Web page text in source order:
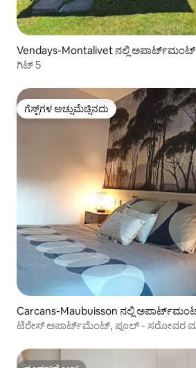
Vendays-Montalivet ನಲ್ಲಿ ಅಪಾರ್ಟ್‌ಮಂಟ್
ಗಿಟ್ 5
ಗೆಸ್ಟ್‌ಗಳ ಅಚ್ಚುಮೆಚ್ಚಿನದು
ಗೆಸ್ಟ್‌ಗಳ ಅಚ್ಚುಮೆಚ್ಚಿನದು
Carcans-Maubuisson ನಲ್ಲಿ
ಟೆರೇಸ್ ಅಪಾರ್ಟ್‌ಮೆಂಟ್, ಪೂಲ್ - ಸರೋವರ